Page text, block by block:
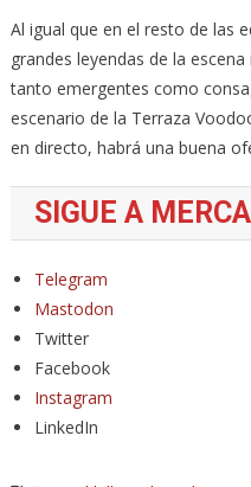
Al igual que en el resto de las
grandes leyendas de la
tanto emergentes como
escenario de la Terraza
en directo, habrá una buena
SIGUE A
Telegram
Mastodon
Twitter
Facebook
Instagram
LinkedIn